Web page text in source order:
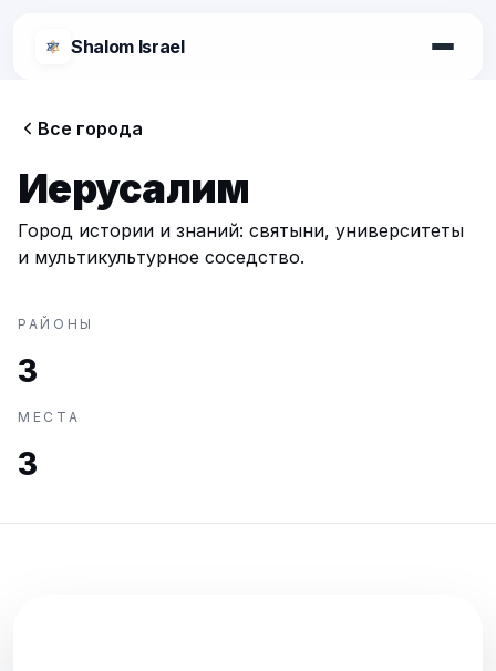
Shalom Israel
Афиша
Все города
Иерусалим
Город истории и знаний: святыни, университеты
и мультикультурное соседство.
РАЙОНЫ
3
МЕСТА
3